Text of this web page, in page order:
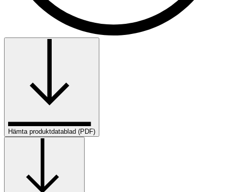
Hämta produktdatablad (PDF)